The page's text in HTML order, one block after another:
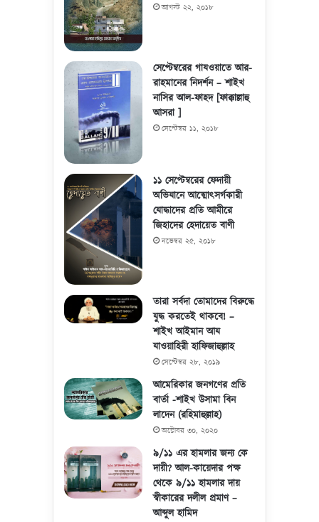
আগস্ট ২২, ২০১৮
সেপ্টেম্বরের গাযওয়াতে আর-
রাহমানের নিদর্শন – শাইখ
নাসির আল-ফাহদ [ফাক্কাল্লাহু
আসরা ]
সেপ্টেম্বর ১১, ২০১৮
১১ সেপ্টেম্বরের ফেদায়ী
অভিযানে আত্মোৎসর্গকারী
যোদ্ধাদের প্রতি আমীরে
জিহাদের হেদায়েত বাণী
নভেম্বর ২৫, ২০১৮
তারা সর্বদা তোমাদের বিরুদ্ধে
যুদ্ধ করতেই থাকবে! –
শাইখ আইমান আয
যাওয়াহিরী হাফিজাহুল্লাহ
সেপ্টেম্বর ২৮, ২০১৯
আমেরিকার জনগণের প্রতি
বার্তা -শাইখ উসামা বিন
লাদেন (রহিমাহুল্লাহ)
অক্টোবর ৩০, ২০২০
৯/১১ এর হামলার জন্য কে
দায়ী? আল-কায়েদার পক্ষ
থেকে ৯/১১ হামলার দায়
স্বীকারের দলীল প্রমাণ –
আব্দুল হামিদ